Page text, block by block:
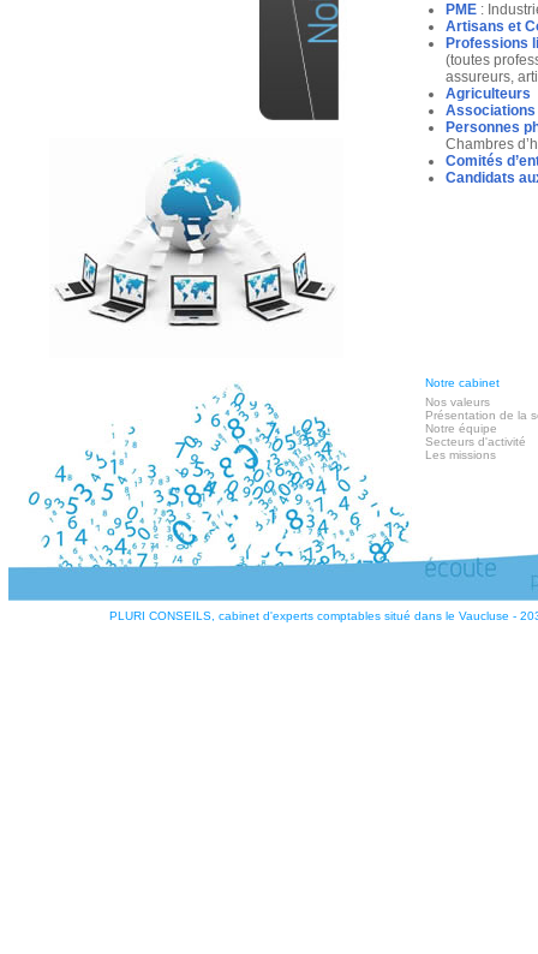
PME :
Artisans et
Professions
(toutes
assureurs,
Agriculteurs
Associations
Personnes
Chambres
Comités
Candidats
PLURI CONSEILS, cabinet d'experts comptables situé dans le Vaucluse -
Notre cabinet
Nos valeurs
Présentation de la
Notre équipe
Secteurs d'activité
Les missions